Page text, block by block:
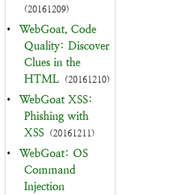
(20161209)
•
WebGoat, Code
Quality: Discover
Clues in the
HTML (20161210)
•
WebGoat XSS:
Phishing with
XSS (20161211)
•
WebGoat: OS
Command
Injection